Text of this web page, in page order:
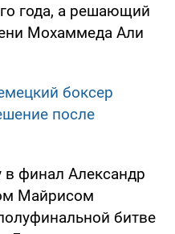
года, а решающий
Мохаммеда Али
боксер
после
в финал Александр
Майрисом
битве